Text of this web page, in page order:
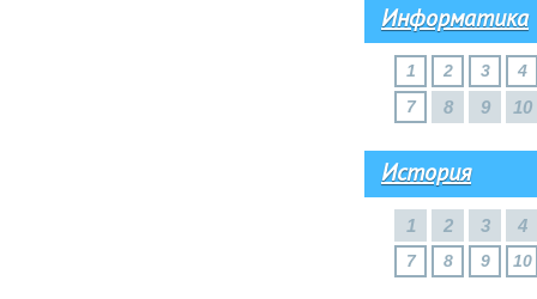
Информатика
1 2 3 4
7
8 9 10
История
1 2 3 4
7
8 9 10